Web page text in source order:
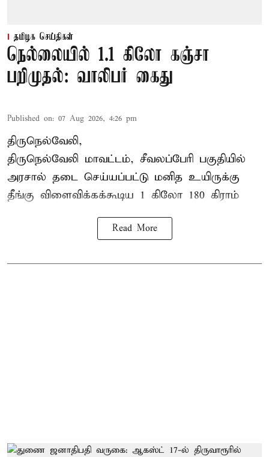
தமிழக செய்திகள்
நெல்லையில் 1.1 கிலோ கஞ்சா
பறிமுதல்: வாலிபர் கைது
Published on: 07 Aug 2026, 4:26 pm
திருநெல்வேலி,
திருநெல்வேலி மாவட்டம், சீவலப்பேரி பகுதியில்
அரசால் தடை செய்யப்பட்டு மனித உயிருக்கு
தீங்கு விளைவிக்கக்கூடிய 1 கிலோ 180 கிராம்
Read More